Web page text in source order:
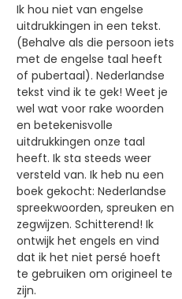
Ik hou niet van engelse
uitdrukkingen in een tekst.
(Behalve als die persoon iets
met de engelse taal heeft
of pubertaal). Nederlandse
tekst vind ik te gek! Weet je
wel wat voor rake woorden
en betekenisvolle
uitdrukkingen onze taal
heeft. Ik sta steeds weer
versteld van. Ik heb nu een
boek gekocht: Nederlandse
spreekwoorden, spreuken en
zegwijzen. Schitterend! Ik
ontwijk het engels en vind
dat ik het niet persé hoeft
te gebruiken om origineel te
zijn.